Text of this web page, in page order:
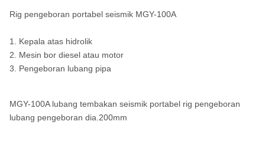
Rig pengeboran portabel seismik MGY-100A
1. Kepala atas hidrolik
2. Mesin bor diesel atau motor
3. Pengeboran lubang pipa
MGY-100A lubang tembakan seismik portabel rig pengeboran
lubang pengeboran dia.200mm